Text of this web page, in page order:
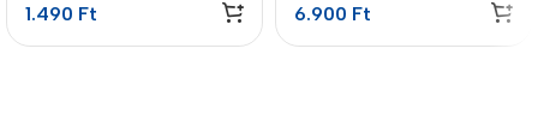
1.490 Ft 6.900 Ft